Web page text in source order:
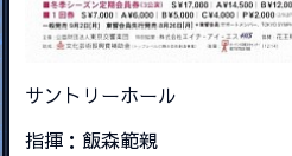
サントリーホール
指揮：飯森範親